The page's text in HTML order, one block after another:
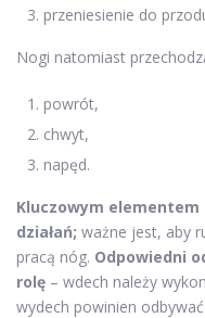
przeniesienie do
Nogi natomiast
powrót,
chwyt,
napęd.
Kluczowym
działań; ważne jest, aby
pracą nóg. Odpowiedni
rolę – wdech należy
wydech powinien